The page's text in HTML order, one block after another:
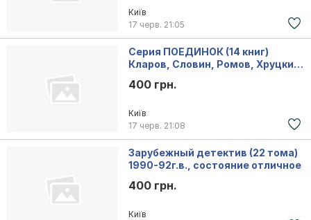
Київ
17 черв. 21:05
Серия ПОЕДИНОК (14 книг)
Кларов, Словин, Ромов, Хруцкий,
400 грн.
Київ
17 черв. 21:08
Зарубежный детектив (22 тома)
1990-92г.в., состояние отличное
400 грн.
Київ